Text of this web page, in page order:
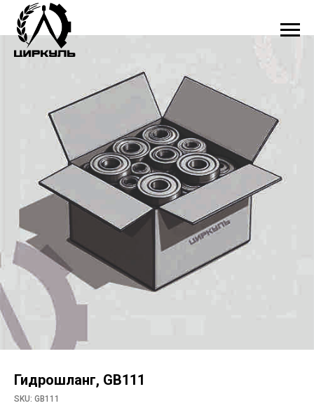
Гидрошланг, GB111
SKU: GB111